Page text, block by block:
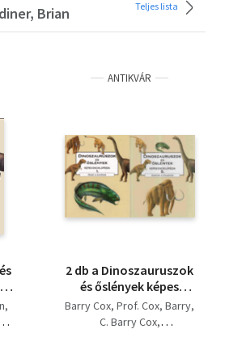
Brian Teljes lista
ANTIKVÁR
2 db a Dinoszauruszok
és őslények képes
enciklopédia
sorozatból:
Barry Cox Prof. Cox, Barry
C. Barry Cox